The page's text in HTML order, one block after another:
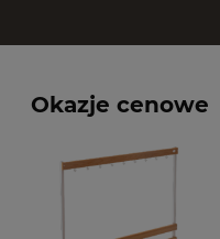
Okazje cenowe